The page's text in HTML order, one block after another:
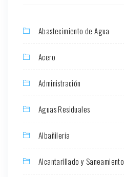
Abastecimiento de Agua
Acero
Administración
Aguas Residuales
Albañilería
Alcantarillado y Saneamiento